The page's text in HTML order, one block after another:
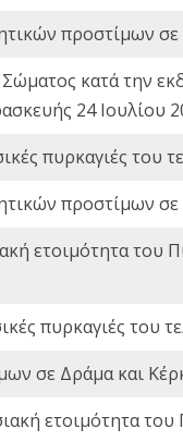
προστίμων
κατά την
24
πυρκαγιές
προστίμων
ετοιμότητα
πυρκαγιές
σε Δράμα και
ετοιμότητα